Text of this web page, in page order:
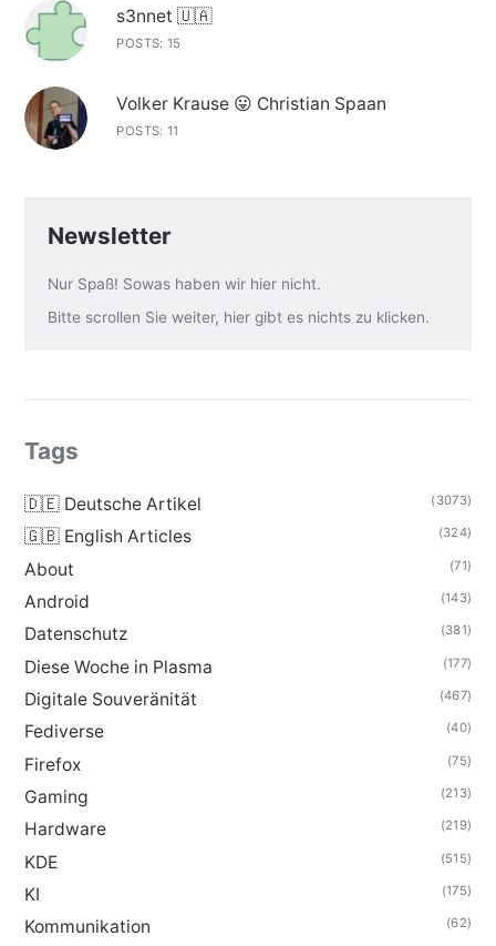
s3nnet 🇺🇦
POSTS: 15
Volker Krause 😛 Christian Spaan
POSTS: 11
Newsletter
Nur Spaß! Sowas haben wir hier nicht.
Bitte scrollen Sie weiter, hier gibt es nichts zu klicken.
Tags
🇩🇪 Deutsche Artikel (3073)
🇬🇧 English Articles (324)
About (71)
Android (143)
Datenschutz (381)
Diese Woche in Plasma (177)
Digitale Souveränität (467)
Fediverse (40)
Firefox (75)
Gaming (213)
Hardware (219)
KDE (515)
KI (175)
Kommunikation (62)